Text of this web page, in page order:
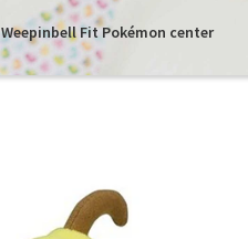
Weepinbell Fit Pokémon center